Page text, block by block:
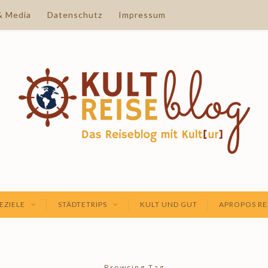
Media Datenschutz Impressum
STÄDTETRIPS KULT UND GUT APROPOS